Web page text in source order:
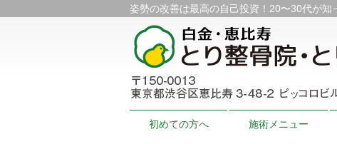
姿勢の改善は最高の自己投資！20〜30代が
初めての方へ 施術メニュー